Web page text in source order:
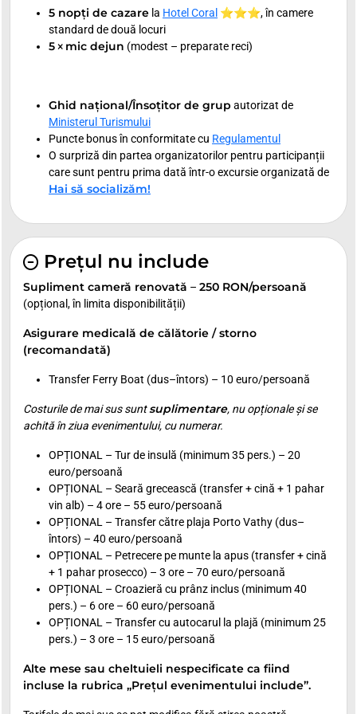
5 nopți de cazare la Hotel Coral ⭐⭐⭐, în camere
standard de două locuri
5× mic dejun (modest – preparate reci)
Ghid național/Însoțitor de grup autorizat de
Ministerul Turismului
Puncte bonus în conformitate cu Regulamentul
O surpriză din partea organizatorilor pentru participanții
care sunt pentru prima dată într-o excursie organizată de
Hai să socializăm!
Prețul nu include
Supliment cameră renovată – 250 RON/persoană
(opțional, în limita disponibilității)
Asigurare medicală de călătorie / storno
(recomandată)
Transfer Ferry Boat (dus–întors) – 10 euro/persoană
Costurile de mai sus suntsuplimentare, nu opționale și se
achită în ziua evenimentului, cu numerar.
OPȚIONAL – Tur de insulă (minimum 35 pers.) – 20
euro/persoană
OPȚIONAL – Seară grecească (transfer + cină + 1 pahar
vin alb) – 4 ore – 55 euro/persoană
OPȚIONAL – Transfer către plaja Porto Vathy (dus–
întors) – 40 euro/persoană
OPȚIONAL – Petrecere pe munte la apus (transfer + cină
+ 1 pahar prosecco) – 3 ore – 70 euro/persoană
OPȚIONAL – Croazieră cu prânz inclus (minimum 40
pers.) – 6 ore – 60 euro/persoană
OPȚIONAL – Transfer cu autocarul la plajă (minimum 25
pers.) – 3 ore – 15 euro/persoană
Alte mese sau cheltuieli nespecificate ca fiind
incluse la rubrica „Prețul evenimentului include”.